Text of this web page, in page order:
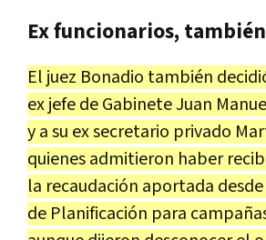
Exfuncionarios, también
El juez Bonadio también decidi
exjefedeGabineteJuan
yasu exsecretario privado
quienesadmitieron haber
la recaudación aportada desde
de Planificación para campañ